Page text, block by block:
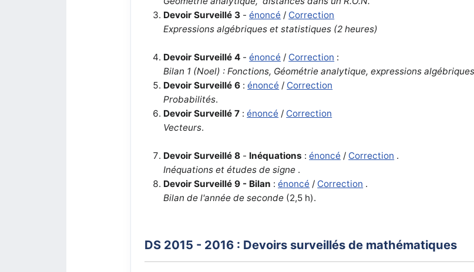
Devoir Surveillé 3 -énoncé / Correction
Expressions algébriques et statistiques (2 heures)
Devoir Surveillé 4 -énoncé / Correction :
Bilan 1 (Noel) : Fonctions, Géométrie analytique, expressions
Devoir Surveillé 6 :énoncé / Correction
Probabilités.
Devoir Surveillé 7 :énoncé / Correction
Vecteurs.
Devoir Surveillé 8 - Inéquations :énoncé / Correction .
Inéquations et études de signe .
Devoir Surveillé 9 - Bilan :énoncé / Correction .
Bilan de l'année de seconde (2,5 h).
DS 2015 - 2016 : Devoirs surveillés de mathématiques